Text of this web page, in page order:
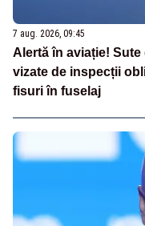
7 aug. 2026, 09:45
Alertă în aviație!
vizate de inspecții
fisuri în fuselaj